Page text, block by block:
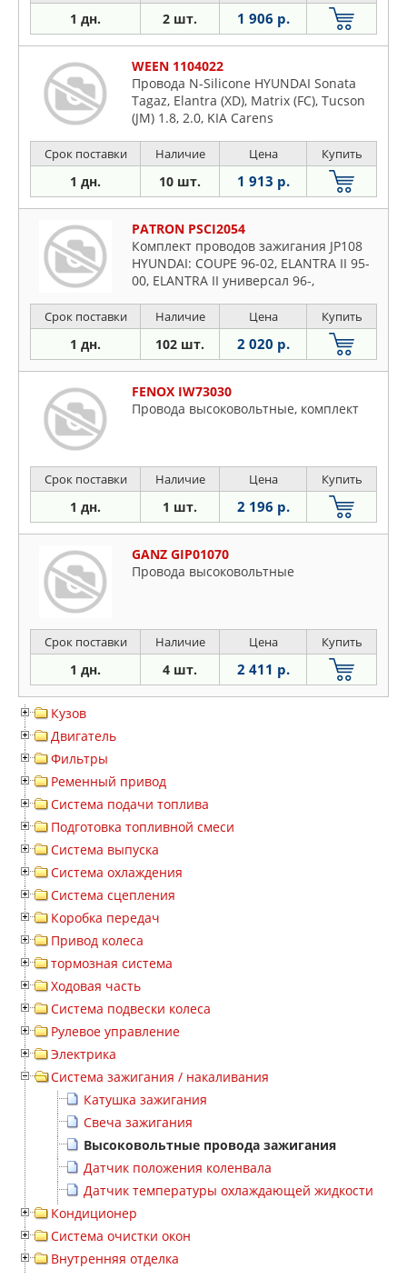
1 дн. 2 шт. 1 906 р.
WEEN 1104022
Провода N-Silicone HYUNDAI Sonata
Tagaz, Elantra (XD), Matrix (FC), Tucson
(JM) 1.8, 2.0, KIA Carens
Срок поставки Наличие Цена Купить
1 дн. 10 шт. 1 913 р.
PATRON PSCI2054
Комплект проводов зажигания JP108
HYUNDAI: COUPE 96-02, ELANTRA II 95-
00, ELANTRA II универсал 96-,
Срок поставки Наличие Цена Купить
1 дн. 102 шт. 2 020 р.
FENOX IW73030
Провода высоковольтные, комплект
Срок поставки Наличие Цена Купить
1 дн. 1 шт. 2 196 р.
GANZ GIP01070
Провода высоковольтные
Срок поставки Наличие Цена Купить
1 дн. 4 шт. 2 411 р.
Кузов
Двигатель
Фильтры
Ременный привод
Система подачи топлива
Подготовка топливной смеси
Система выпуска
Система охлаждения
Система сцепления
Коробка передач
Привод колеса
тормозная система
Ходовая часть
Система подвески колеса
Рулевое управление
Электрика
Система зажигания / накаливания
Катушка зажигания
Свеча зажигания
Высоковольтные провода зажигания
Датчик положения коленвала
Датчик температуры охлаждающей жидкости
Кондиционер
Система очистки окон
Внутренняя отделка